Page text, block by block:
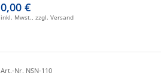
0,00 €
inkl. Mwst., zzgl. Versand
Art.-Nr. NSN-110